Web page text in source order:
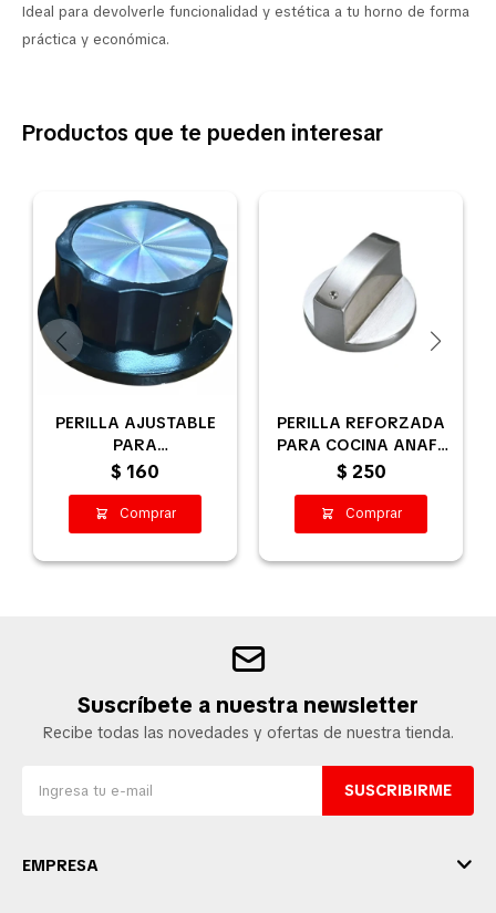
Ideal para devolverle funcionalidad y estética a tu horno de forma
práctica y económica.
Productos que te pueden interesar
PERILLA AJUSTABLE
PARA
ELECTRODOMÉSTICO
$ 160
PERILLA REFORZADA
PARA COCINA ANAFE
HORNO / EJE 6MM
$ 250
Suscríbete a nuestra newsletter
Recibe todas las novedades y ofertas de nuestra tienda.
SUSCRIBIRME
EMPRESA